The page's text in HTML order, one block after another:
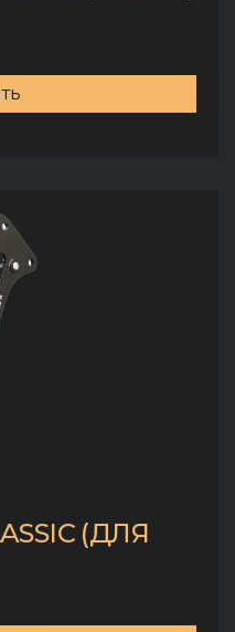
(ДЛЯ